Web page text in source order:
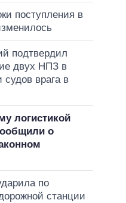
поступления в
подтвердил
двух НПЗ в
судов врага в
логистикой
о
по
станции